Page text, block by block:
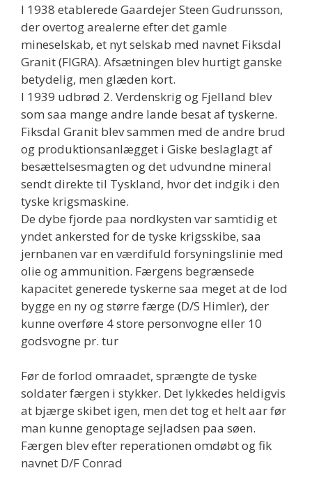
I 1938 etablerede Gaardejer Steen Gudrunsson,
der overtog arealerne efter det gamle
mineselskab, et nyt selskab med navnet Fiksdal
Granit (FIGRA). Afsætningen blev hurtigt ganske
betydelig, men glæden kort.
I 1939 udbrød 2. Verdenskrig og Fjelland blev
som saa mange andre lande besat af tyskerne.
Fiksdal Granit blev sammen med de andre brud
og produktionsanlægget i Giske beslaglagt af
besættelsesmagten og det udvundne mineral
sendt direkte til Tyskland, hvor det indgik i den
tyske krigsmaskine.
De dybe fjorde paa nordkysten var samtidig et
yndet ankersted for de tyske krigsskibe, saa
jernbanen var en værdifuld forsyningslinie med
olie og ammunition. Færgens begrænsede
kapacitet generede tyskerne saa meget at de lod
bygge en ny og større færge (D/S Himler), der
kunne overføre 4 store personvogne eller 10
godsvogne pr. tur
Før de forlod omraadet, sprængte de tyske
soldater færgen i stykker. Det lykkedes heldigvis
at bjærge skibet igen, men det tog et helt aar før
man kunne genoptage sejladsen paa søen.
Færgen blev efter reperationen omdøbt og fik
navnet D/F Conrad